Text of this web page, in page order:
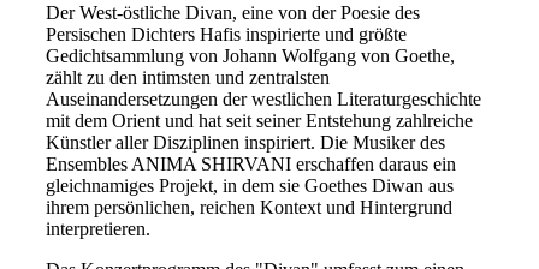
Der West-östliche Divan, eine von der Poesie des
Persischen Dichters Hafis inspirierte und größte
Gedichtsammlung von Johann Wolfgang von Goethe,
zählt zu den intimsten und zentralsten
Auseinandersetzungen der westlichen Literaturgeschichte
mit dem Orient und hat seit seiner Entstehung zahlreiche
Künstler aller Disziplinen inspiriert. Die Musiker des
Ensembles ANIMA SHIRVANI erschaffen daraus ein
gleichnamiges Projekt, in dem sie Goethes Diwan aus
ihrem persönlichen, reichen Kontext und Hintergrund
interpretieren.